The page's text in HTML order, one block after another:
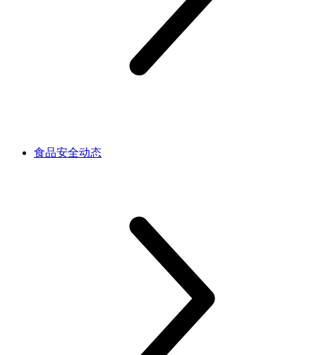
食品安全动态